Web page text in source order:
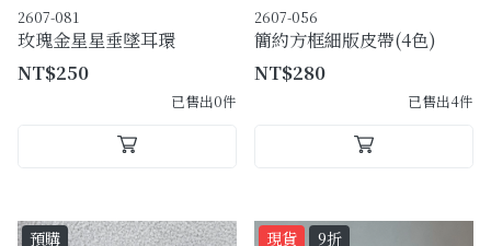
2607-081
玫瑰金星星垂墜耳環
NT$250
已售出0件
2607-056
簡約方框細版皮帶(4色)
NT$280
已售出4件
預購 現貨 9折